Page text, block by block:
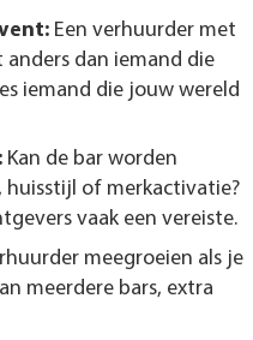
Een verhuurder met
dan iemand die
iemand die jouw wereld
Kan de bar worden
huisstijl of merkactivatie?
vaak een vereiste.
meegroeien als je
meerdere bars, extra